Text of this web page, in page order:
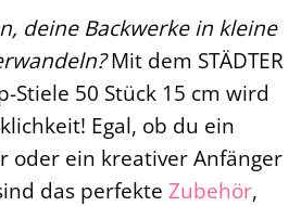
deine Backwerke in kleine
Mit dem STÄDTER
Stiele 50 Stück 15 cm wird
Egal, ob du ein
oder ein kreativer Anfänger
das perfekte Zubehör,